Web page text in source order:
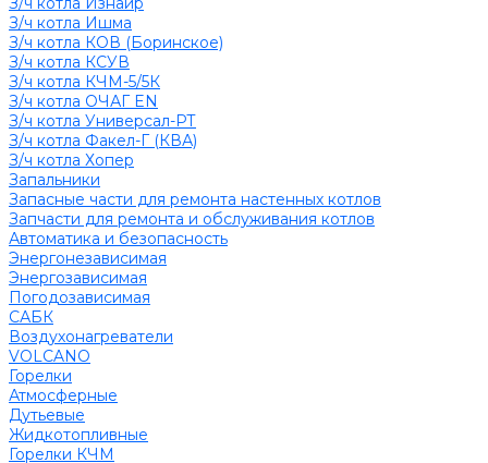
З/ч котла Ишма
З/ч котла КОВ (Боринское)
З/ч котла КСУВ
З/ч котла КЧМ-5/5К
З/ч котла ОЧАГ EN
З/ч котла Универсал-РТ
З/ч котла Факел-Г (КВА)
З/ч котла Хопер
Запальники
Запасные части для ремонта настенных котлов
Запчасти для ремонта и обслуживания котлов
Автоматика и безопасность
Энергонезависимая
Энергозависимая
Погодозависимая
САБК
Воздухонагреватели
VOLCANO
Горелки
Атмосферные
Дутьевые
Жидкотопливные
Горелки КЧМ